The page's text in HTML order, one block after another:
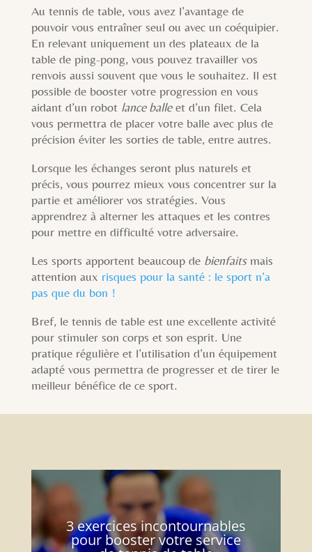
Au tennis de table, vous avez l’avantage de
pouvoir vous entraîner seul ou avec un coéquipier.
En relevant uniquement un des plateaux de la
table de ping-pong, vous pouvez travailler vos
renvois aussi souvent que vous le souhaitez. Il est
possible de booster votre progression en vous
aidant d’un robot lance balleet d’un filet. Cela
vous permettra de placer votre balle avec plus de
précision éviter les sorties de table, entre autres.
Lorsque les échanges seront plus naturels et
précis, vous pourrez mieux vous concentrer sur la
partie et améliorer vos stratégies. Vous
apprendrez à alterner les attaques et les contres
pour mettre en difficulté votre adversaire.
Les sports apportent beaucoup de bienfaitsmais
attention aux risques pour la santé : le sport n’a
pas que du bon !
Bref, le tennis de table est une excellente activité
pour stimuler son corps et son esprit. Une
pratique régulière et l’utilisation d’un équipement
adapté vous permettra de progresser et de tirer le
meilleur bénéfice de ce sport.
3 exercices incontournables
pour booster votre service